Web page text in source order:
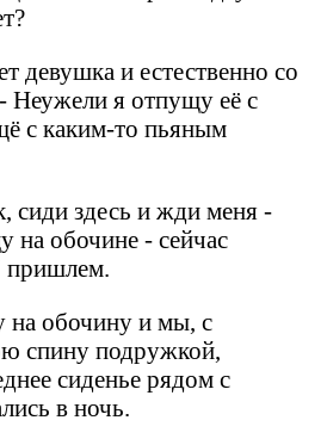
девушка и естественно со
Неужели я отпущу её с
с каким-то пьяным
сиди здесь и жди меня -
на обочине - сейчас
на обочину и мы, с
спину подружкой,
сиденье рядом с
в ночь.